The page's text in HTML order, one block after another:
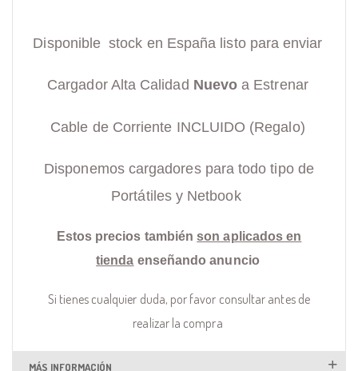
Disponible stock en España listo para enviar
Cargador Alta Calidad Nuevo a Estrenar
Cable de Corriente INCLUIDO (Regalo)
Disponemos cargadores para todo tipo de
Portátiles y Netbook
Estos precios también son aplicados en
tienda enseñando anuncio
Si tienes cualquier duda, por favor consultar antes de
realizar la compra
MÁS INFORMACIÓN